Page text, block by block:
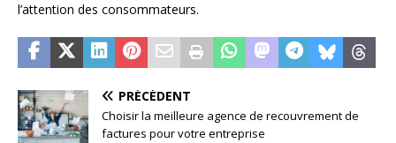
l’attention des consommateurs.
PRÉCÉDENT
Choisir la meilleure agence de recouvrement de
factures pour votre entreprise